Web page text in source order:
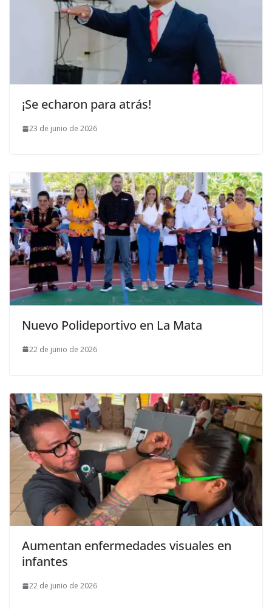
¡Se echaron para atrás!
23 de junio de 2026
Nuevo Polideportivo en La Mata
22 de junio de 2026
Aumentan enfermedades visuales en
infantes
22 de junio de 2026